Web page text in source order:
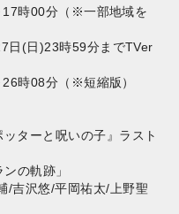
時00分（※一部地域を
日(日)23時59分までTVer
時08分（※短縮版）
ターと呪いの子』ラスト
の軌跡」
/吉沢悠/平岡祐太/上野聖